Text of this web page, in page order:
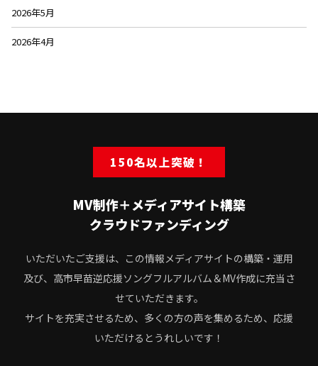
2026年5月
2026年4月
150名以上突破！
MV制作＋メディアサイト構築
クラウドファンディング
いただいたご支援は、この情報メディアサイトの構築・運用
及び、高市早苗逆応援ソングフルアルバム＆MV作成に充当さ
せていただきます。
サイトを充実させるため、多くの方の声を集めるため、応援
いただけるとうれしいです！